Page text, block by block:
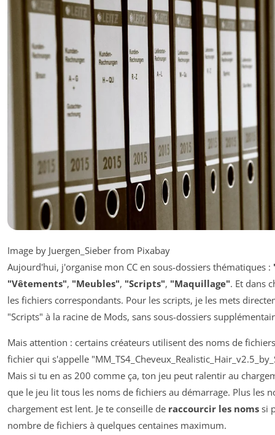
Image by Juergen_Sieber from Pixabay
Aujourd'hui, j'organise mon CC en sous-dossiers thématiques :
"Vêtements", "Meubles", "Scripts", "Maquillage". Et dans
les fichiers correspondants. Pour les scripts, je les mets
"Scripts" à la racine de Mods, sans sous-dossiers
Mais attention : certains créateurs utilisent des noms de
fichier qui s'appelle
Mais si tu en as 200 comme ça, ton jeu peut ralentir au
que le jeu lit tous les noms de fichiers au démarrage. Plus les
chargement est lent. Je te conseille de raccourcir les noms si
nombre de fichiers à quelques centaines maximum.